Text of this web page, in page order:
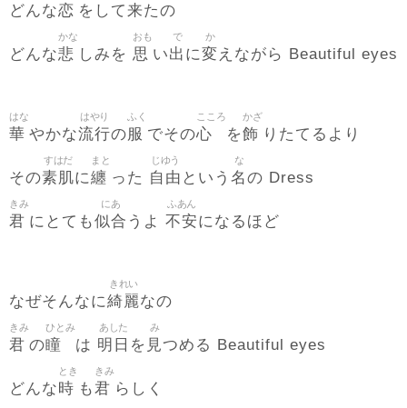
どんな恋 をして来たの
どんな悲
かな
しみを 思
おも
い出
で
に変
か
えながら Beautiful eyes
華
はな
やかな流行
はやり
の服
ふく
でその心
こころ
を飾
かざ
りたてるより
その素肌
すはだ
に纏
まと
った 自由
じゆう
という 名
な
の Dress
君
きみ
にとても似合
にあ
うよ 不安
ふあん
になるほど
なぜそんなに綺麗
きれい
なの
君
きみ
の瞳
ひとみ
は 明日
あした
を 見
み
つめる Beautiful eyes
どんな時
とき
も君
きみ
らしく